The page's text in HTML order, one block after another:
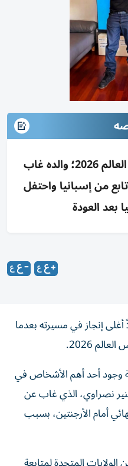
يامال عاد لإسبانيا بكأس العالم 2026؛ والده غاب
من إسبانيا واحتفل
بعد العودة
أغلى إنجاز في مسيرته بعدما
2026.
وجود أحد أهم الأشخاص في
نصراوي، الذي غاب عن
أمام الأرجنتين، بسبب